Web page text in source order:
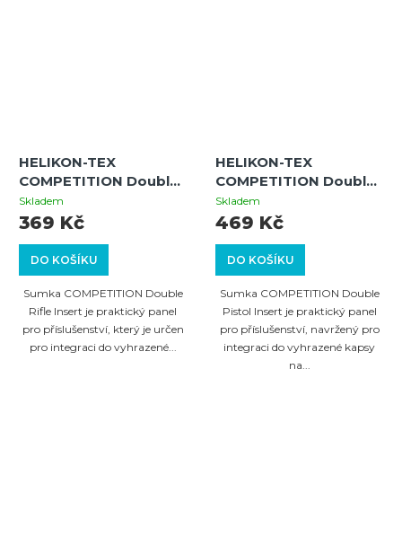
HELIKON-TEX
COMPETITION Double
Rifle Insert - Coyote
Skladem
DO KOŠÍKU
369 Kč
Sumka COMPETITION Double
Rifle Insert je praktický panel
pro příslušenství, který je určen
pro integraci do vyhrazené...
HELIKON-TEX
COMPETITION Double
Pistol Insert - Shadow
Grey
Skladem
DO KOŠÍKU
469 Kč
Sumka COMPETITION Double
Pistol Insert je praktický panel
pro příslušenství, navržený pro
integraci do vyhrazené kapsy
na...